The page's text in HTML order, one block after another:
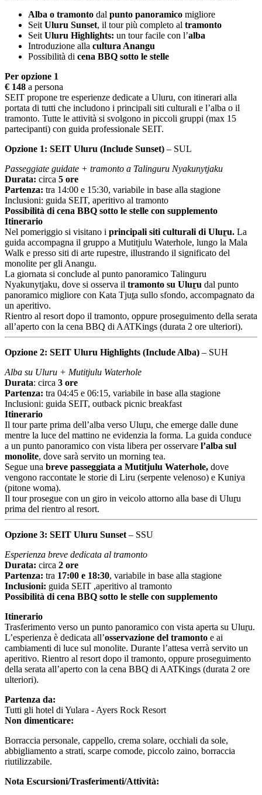
Alba o tramonto dal punto panoramico migliore
Seit Uluru Sunset, il tour più completo al tramonto
Seit Uluru Highlights: un tour facile con l’alba
Introduzione alla cultura Anangu
Possibilità di cena BBQ sotto le stelle
Per opzione 1
€ 148 a persona
SEIT propone tre esperienze dedicate a Uluru, con itinerari alla
portata di tutti che includono i principali siti culturali e l’alba o il
tramonto. Tutte le attività si svolgono in piccoli gruppi (max 15
partecipanti) con guida professionale SEIT.
Opzione 1: SEIT Uluru (Include Sunset) – SUL
Passeggiate guidate + tramonto a Talinguru Nyakunytjaku
Durata: circa 5 ore
Partenza: tra 14:00 e 15:30, variabile in base alla stagione
Inclusioni: guida SEIT, aperitivo al tramonto
Possibilità di cena BBQ sotto le stelle con supplemento
Itinerario
Nel pomeriggio si visitano i principali siti culturali di Uluṟu. La
guida accompagna il gruppo a Mutitjulu Waterhole, lungo la Mala
Walk e presso siti di arte rupestre, illustrando il significato del
monolite per gli Anangu.
La giornata si conclude al punto panoramico Talinguru
Nyakunytjaku, dove si osserva il tramonto su Uluṟu dal punto
panoramico migliore con Kata Tjuṯa sullo sfondo, accompagnato da
un aperitivo.
Rientro al resort dopo il tramonto, oppure proseguimento della serata
all’aperto con la cena BBQ di AATKings (durata 2 ore ulteriori).
Opzione 2: SEIT Uluru Highlights (Include Alba) – SUH
Alba su Uluru + Mutitjulu Waterhole
Durata: circa 3 ore
Partenza: tra 04:45 e 06:15, variabile in base alla stagione
Inclusioni: guida SEIT, outback picnic breakfast
Itinerario
Il tour parte prima dell’alba verso Uluṟu, che emerge dalle dune
mentre la luce del mattino ne evidenzia la forma. La guida conduce
a un punto panoramico con vista libera per osservare l’alba sul
monolite, dove sarà servito un morning tea.
Segue una breve passeggiata a Mutitjulu Waterhole, dove
vengono raccontate le storie di Liru (serpente velenoso) e Kuniya
(pitone woma).
Il tour prosegue con un giro in veicolo attorno alla base di Uluṟu
prima del rientro al resort.
Opzione 3: SEIT Uluru Sunset – SSU
Esperienza breve dedicata al tramonto
Durata: circa 2 ore
Partenza: tra 17:00 e 18:30, variabile in base alla stagione
Inclusioni: guida SEIT ,aperitivo al tramonto
Possibilità di cena BBQ sotto le stelle con supplemento
Itinerario
Trasferimento verso un punto panoramico con vista aperta su Uluṟu.
L’esperienza è dedicata all’osservazione del tramonto e ai
cambiamenti di luce sul monolite. Durante l’attesa verrà servito un
aperitivo. Rientro al resort dopo il tramonto, oppure proseguimento
della serata all’aperto con la cena BBQ di AATKings (durata 2 ore
ulteriori).
Partenza da:
Tutti gli hotel di Yulara - Ayers Rock Resort
Non dimenticare:
Borraccia personale, cappello, crema solare, occhiali da sole,
abbigliamento a strati, scarpe comode, piccolo zaino, borraccia
riutilizzabile.
Nota Escursioni/Trasferimenti/Attività: